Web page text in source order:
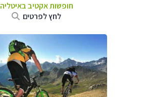
חופשות אקטיב באיטליה
לחץ לפרטים